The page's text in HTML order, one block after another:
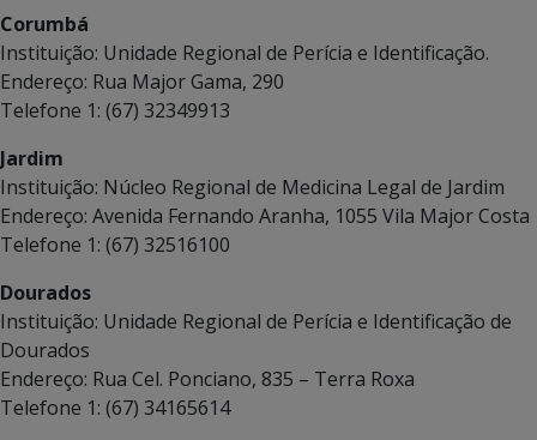
Corumbá
Instituição: Unidade Regional de Perícia e Identificação.
Endereço: Rua Major Gama, 290
Telefone 1: (67) 32349913
Jardim
Instituição: Núcleo Regional de Medicina Legal de Jardim
Endereço: Avenida Fernando Aranha, 1055 Vila Major Costa
Telefone 1: (67) 32516100
Dourados
Instituição: Unidade Regional de Perícia e Identificação de
Dourados
Endereço: Rua Cel. Ponciano, 835 – Terra Roxa
Telefone 1: (67) 34165614